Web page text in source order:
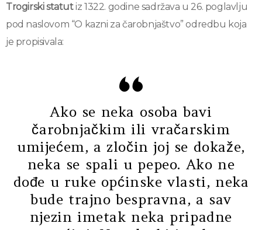
Trogirski statutiz 1322. godine sadržava u 26. poglavlju
pod naslovom “O kazni za čarobnjaštvo” odredbu koja
je propisivala:
Ako se neka osoba bavi
čarobnjačkim ili vračarskim
umijećem, a zločin joj se dokaže,
neka se spali u pepeo. Ako ne
dođe u ruke općinske vlasti, neka
bude trajno bespravna, a sav
njezin imetak neka pripadne